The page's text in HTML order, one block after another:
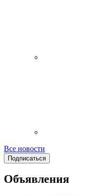
Все новости
Подписаться
Объявления